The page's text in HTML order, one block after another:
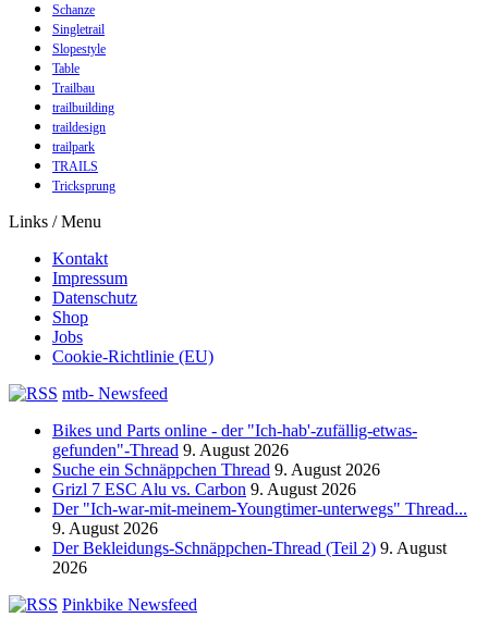
Schanze
Singletrail
Slopestyle
Table
Trailbau
trailbuilding
traildesign
trailpark
TRAILS
Tricksprung
Links / Menu
Kontakt
Impressum
Datenschutz
Shop
Jobs
Cookie-Richtlinie (EU)
mtb- Newsfeed
Bikes und Parts online - der "Ich-hab'-zufällig-etwas-
gefunden"-Thread 9. August 2026
Suche ein Schnäppchen Thread 9. August 2026
Grizl 7 ESC Alu vs. Carbon 9. August 2026
Der "Ich-war-mit-meinem-Youngtimer-unterwegs" Thread...
9. August 2026
Der Bekleidungs-Schnäppchen-Thread (Teil 2) 9. August
2026
Pinkbike Newsfeed